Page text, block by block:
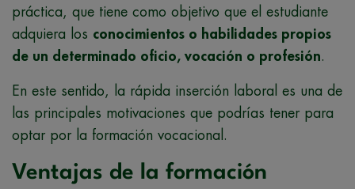
práctica, que tiene como objetivo que el estudiante
adquiera los conocimientos o habilidades propios
de un determinado oficio, vocación o profesión.
En este sentido, la rápida inserción laboral es una de
las principales motivaciones que podrías tener para
optar por la formación vocacional.
Ventajas de la formación